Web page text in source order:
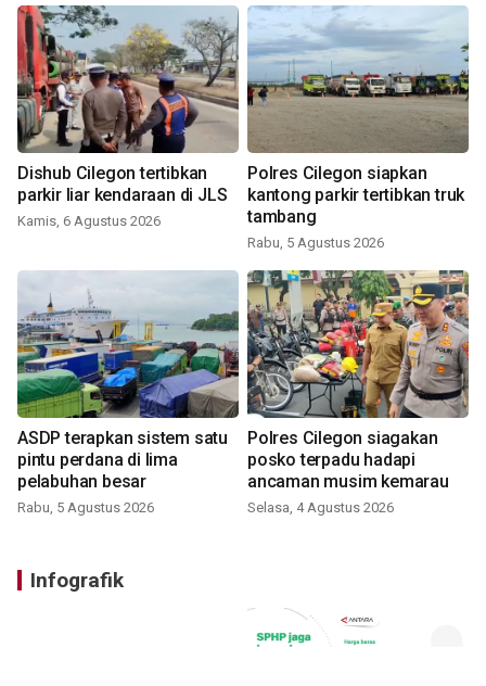
Dishub Cilegon tertibkan
parkir liar kendaraan di JLS
Kamis, 6 Agustus 2026
Polres Cilegon siapkan
kantong parkir tertibkan truk
tambang
Rabu, 5 Agustus 2026
ASDP terapkan sistem satu
pintu perdana di lima
pelabuhan besar
Rabu, 5 Agustus 2026
Polres Cilegon siagakan
posko terpadu hadapi
ancaman musim kemarau
Selasa, 4 Agustus 2026
Infografik